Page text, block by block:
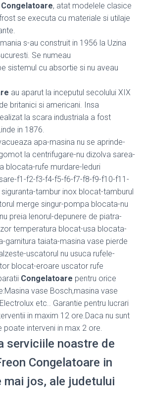
Congelatoare, atat modelele clasice
se executa cu materiale si utilaje
s-au construit in 1956 la Uzina
Se numeau
sistemul cu absortie si nu aveau
au aparut la inceputul secolului XIX
britanici si americani. Insa
la scara industriala a fost
in 1876.
apa-masina nu se aprinde-
la centrifugare-nu dizolva sarea-
blocata-rufe murdare-leduri
f1-f2-f3-f4-f5-f6-f7-f8-f9-f10-f11-
tambur inox blocat-tamburul
merge singur-pompa blocata-nu
preia lenorul-depunere de piatra-
temperatura blocat-usa blocata-
garnitura taiata-masina vase pierde
uscatorul nu usuca rufele-
blocat-eroare uscator rufe
Congelatoare pentru orice
vase Bosch,masina vase
etc.. Garantie pentru lucrari
in maxim 12 ore.Daca nu sunt
poate interveni in max 2 ore.
serviciile noastre de
Congelatoare in
mai jos, ale judetului